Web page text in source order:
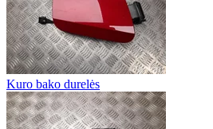
Kuro bako durelės